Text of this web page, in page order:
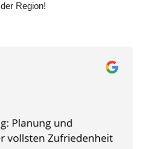
der Region!